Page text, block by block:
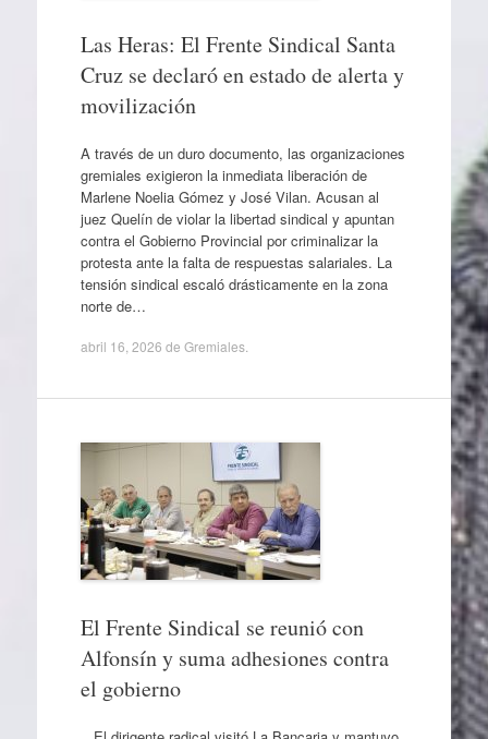
Las Heras: El Frente Sindical Santa
Cruz se declaró en estado de alerta y
movilización
A través de un duro documento, las organizaciones
gremiales exigieron la inmediata liberación de
Marlene Noelia Gómez y José Vilan. Acusan al
juez Quelín de violar la libertad sindical y apuntan
contra el Gobierno Provincial por criminalizar la
protesta ante la falta de respuestas salariales. La
tensión sindical escaló drásticamente en la zona
norte de…
abril 16, 2026 de Gremiales.
El Frente Sindical se reunió con
Alfonsín y suma adhesiones contra
el gobierno